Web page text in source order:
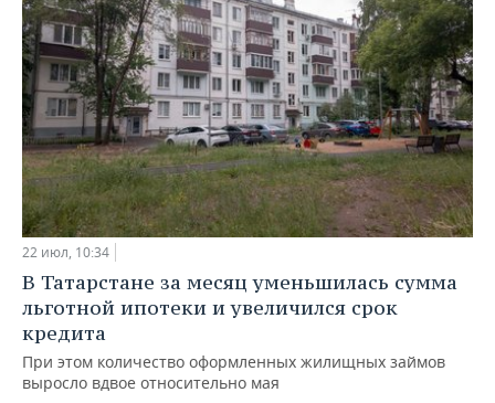
22 июл, 10:34
В Татарстане за месяц уменьшилась сумма
льготной ипотеки и увеличился срок
кредита
При этом количество оформленных жилищных займов
выросло вдвое относительно мая